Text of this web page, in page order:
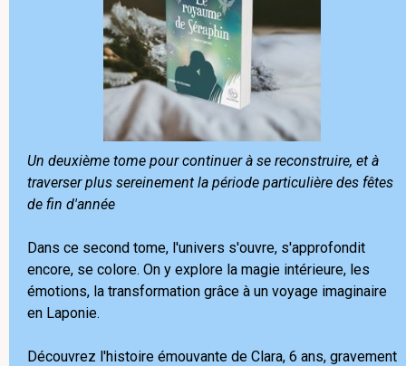
Un deuxième tome pour continuer à se reconstruire, et à
traverser plus sereinement la période particulière des fêtes
de fin d'année
Dans ce second tome, l'univers s'ouvre, s'approfondit
encore, se colore. On y explore la magie intérieure, les
émotions, la transformation grâce à un voyage imaginaire
en Laponie.
Découvrez l'histoire émouvante de Clara, 6 ans, gravement